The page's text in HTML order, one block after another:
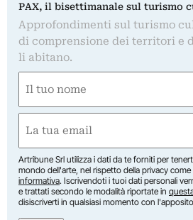
PAX, il bisettimanale sul turismo
Approfondimenti sul turismo
di comprensione dei territori e
li abitano.
(Required)
(Required)
Artribune Srl utilizza i dati da te forniti per
mondo dell'arte, nel rispetto della privacy come
informativa. Iscrivendoti i tuoi dati personali
e trattati secondo le modalità riportate in
disiscriverti in qualsiasi momento con